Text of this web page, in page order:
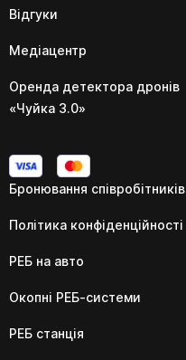
Відгуки
Медіацентр
Оренда детектора дронів
«Чуйка 3.0»
Бронювання співробітників
Політика конфіденційності
РЕБ на авто
Окопні РЕБ-системи
РЕБ станція